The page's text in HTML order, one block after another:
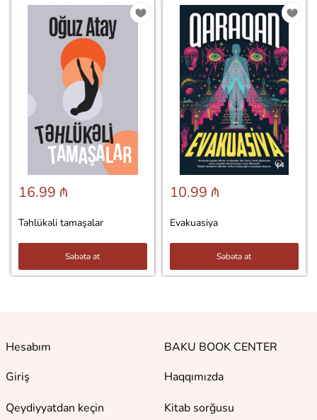
16.99 ₼
Təhlükəli tamaşalar
Səbətə at
10.99 ₼
Evakuasiya
Səbətə at
Hesabım
Giriş
Qeydiyyatdan keçin
BAKU BOOK CENTER
Haqqımızda
Kitab sorğusu